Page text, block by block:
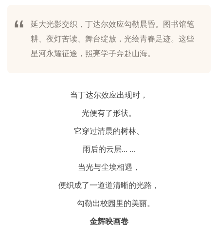
延大光影交织，丁达尔效应勾勒晨昏。图书馆笔
耕、夜灯苦读、舞台绽放，光绘青春足迹。这些
星河永耀征途，照亮学子奔赴山海。
当丁达尔效应出现时，
光便有了形状。
它穿过清晨的树林、
雨后的云层... ...
当光与尘埃相遇，
便织成了一道道清晰的光路，
勾勒出校园里的美丽。
金辉映画卷